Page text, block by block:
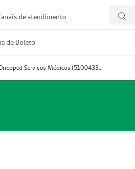
de atendimento
de Boleto
Prestador Oncoped Serviços Médicos (51004335-0)